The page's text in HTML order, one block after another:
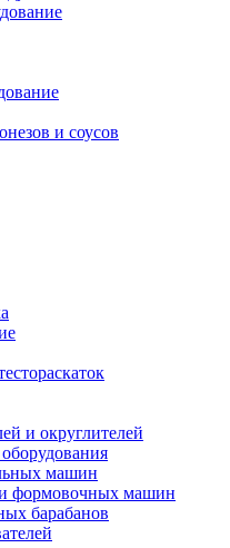
и соусов
и округлителей
машин
формовочных машин
барабанов